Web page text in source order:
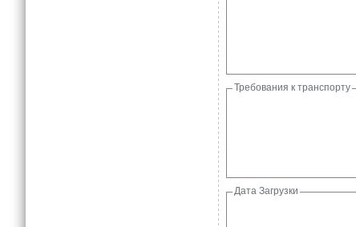
Требования к транспорту
Дата Загрузки